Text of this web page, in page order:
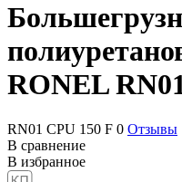
RONEL
RN01 CPU 150 F 0 Отзывы
В сравнение
В избранное